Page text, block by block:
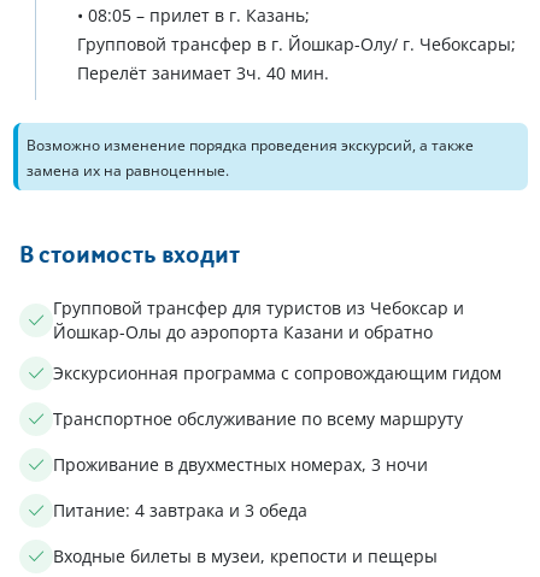
• 08:05 – прилет в г. Казань;
Групповой трансфер в г. Йошкар-Олу/ г. Чебоксары;
Перелёт занимает 3ч. 40 мин.
Возможно изменение порядка проведения экскурсий, а также
замена их на равноценные.
В стоимость входит
Групповой трансфер для туристов из Чебоксар и
Йошкар-Олы до аэропорта Казани и обратно
Экскурсионная программа с сопровождающим гидом
Транспортное обслуживание по всему маршруту
Проживание в двухместных номерах, 3 ночи
Питание: 4 завтрака и 3 обеда
Входные билеты в музеи, крепости и пещеры